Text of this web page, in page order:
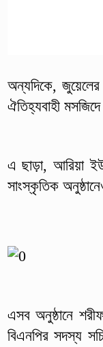
অন্যদিকে, জুয়েলের
ঐতিহ্যবাহী
এ ছাড়া, আরিয়া
সাংস্কৃতিক
এসব অনুষ্ঠানে
বিএনপির সদস্য